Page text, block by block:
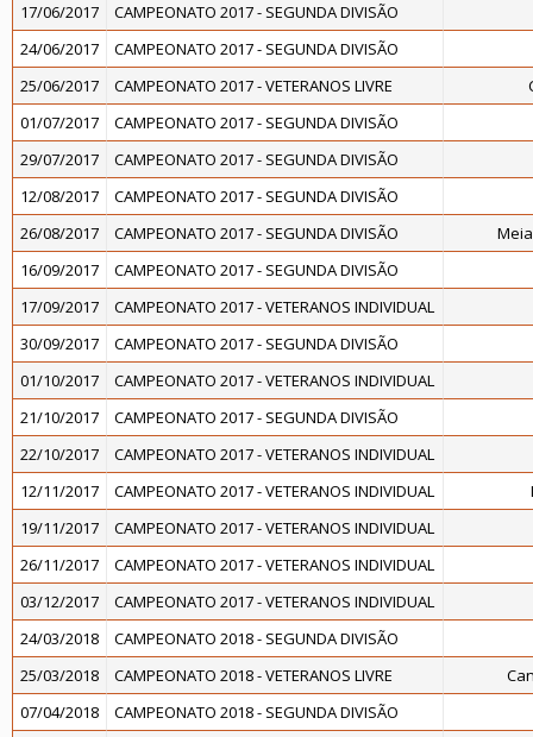
17/06/2017
CAMPEONATO 2017 - SEGUNDA DIVISÃO
24/06/2017
CAMPEONATO 2017 - SEGUNDA DIVISÃO
25/06/2017
CAMPEONATO 2017 - VETERANOS LIVRE
01/07/2017
CAMPEONATO 2017 - SEGUNDA DIVISÃO
29/07/2017
CAMPEONATO 2017 - SEGUNDA DIVISÃO
12/08/2017
CAMPEONATO 2017 - SEGUNDA DIVISÃO
26/08/2017
CAMPEONATO 2017 - SEGUNDA DIVISÃO
16/09/2017
CAMPEONATO 2017 - SEGUNDA DIVISÃO
17/09/2017
CAMPEONATO 2017 - VETERANOS INDIVIDUAL
30/09/2017
CAMPEONATO 2017 - SEGUNDA DIVISÃO
01/10/2017
CAMPEONATO 2017 - VETERANOS INDIVIDUAL
21/10/2017
CAMPEONATO 2017 - SEGUNDA DIVISÃO
22/10/2017
CAMPEONATO 2017 - VETERANOS INDIVIDUAL
12/11/2017
CAMPEONATO 2017 - VETERANOS INDIVIDUAL
19/11/2017
CAMPEONATO 2017 - VETERANOS INDIVIDUAL
26/11/2017
CAMPEONATO 2017 - VETERANOS INDIVIDUAL
03/12/2017
CAMPEONATO 2017 - VETERANOS INDIVIDUAL
24/03/2018
CAMPEONATO 2018 - SEGUNDA DIVISÃO
25/03/2018
CAMPEONATO 2018 - VETERANOS LIVRE
07/04/2018
CAMPEONATO 2018 - SEGUNDA DIVISÃO